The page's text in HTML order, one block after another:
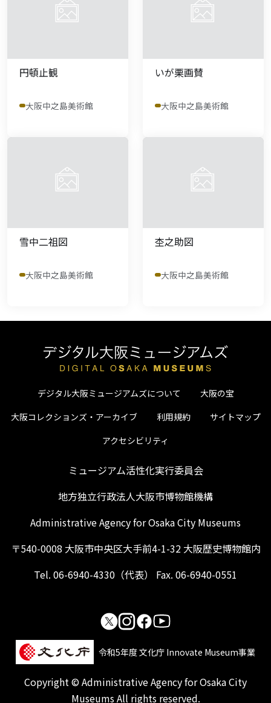
円頓止観
大阪中之島美術館
いが栗画賛
大阪中之島美術館
雪中二祖図
大阪中之島美術館
杢之助図
大阪中之島美術館
デジタル大阪ミュージアムズについて
大阪の宝
大阪コレクションズ・アーカイブ
利用規約
サイトマップ
アクセシビリティ
ミュージアム活性化実行委員会
地方独立行政法人大阪市博物館機構
Administrative Agency for Osaka City Museums
〒540-0008 大阪市中央区大手前4-1-32 大阪歴史博物館内
Tel. 06-6940-4330（代表） Fax. 06-6940-0551
令和5年度 文化庁 Innovate Museum事業
Copyright © Administrative Agency for Osaka City
Museums All rights reserved.